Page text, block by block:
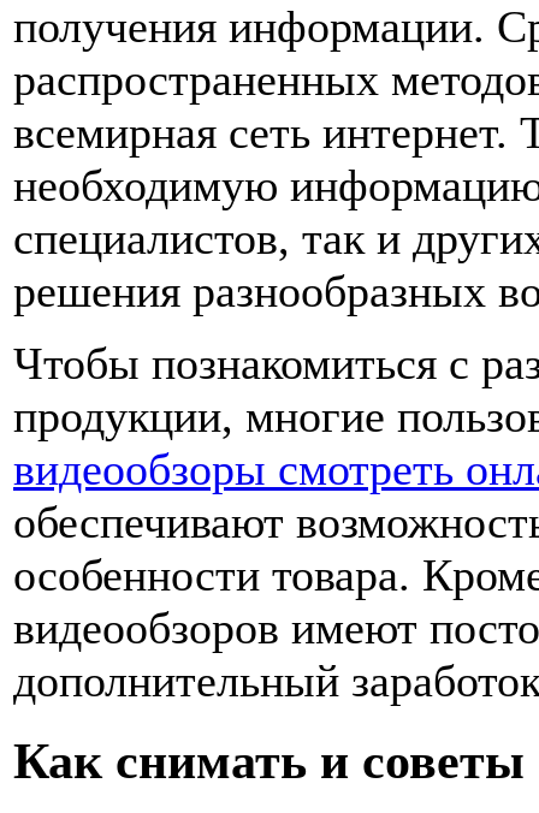
получения информации.
распространенных
всемирная сеть
необходимую
специалистов, так и
решения разнообразных
Чтобы познакомиться с
продукции, многие
видеообзоры смотреть
обеспечивают
особенности товара.
видеообзоров имеют
дополнительный
Как снимать и советы